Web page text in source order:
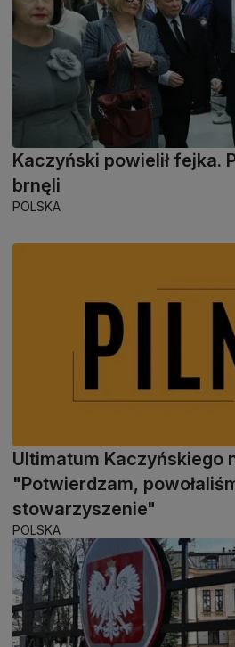
Kaczyński powielił fejka.
brnęli
POLSKA
Ultimatum Kaczyńskiego
"Potwierdzam,
stowarzyszenie"
POLSKA